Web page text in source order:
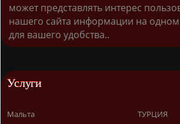
может представлять интерес
нашего сайта информации на одном
для вашего удобства..
Услуги
Мальта
ТУРЦИЯ